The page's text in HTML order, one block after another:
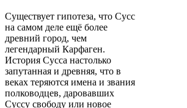
Существует гипотеза, что Сусс
на самом деле ещё более
древний город, чем
легендарный Карфаген.
История Сусса настолько
запутанная и древняя, что в
веках теряются имена и звания
полководцев, даровавших
Суссу свободу или новое